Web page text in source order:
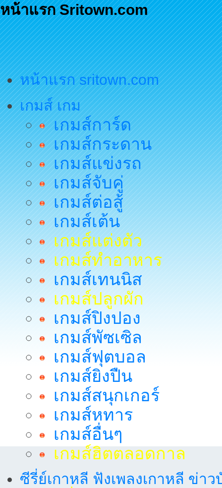
หน้าแรก Sritown.com
หน้าแรก sritown.com
เกมส์ เกม
เกมส์การ์ด
เกมส์กระดาน
เกมส์แข่งรถ
เกมส์จับคู่
เกมส์ต่อสู้
เกมส์เต้น
เกมส์แต่งตัว
เกมส์ทำอาหาร
เกมส์เทนนิส
เกมส์ปลูกผัก
เกมส์ปิงปอง
เกมส์พัซเซิล
เกมส์ฟุตบอล
เกมส์ยิงปืน
เกมส์สนุกเกอร์
เกมส์หทาร
เกมส์อื่นๆ
เกมส์ฮิตตลอดกาล
ซีรี่ย์เกาหลี ฟังเพลงเกาหลี ข่าว